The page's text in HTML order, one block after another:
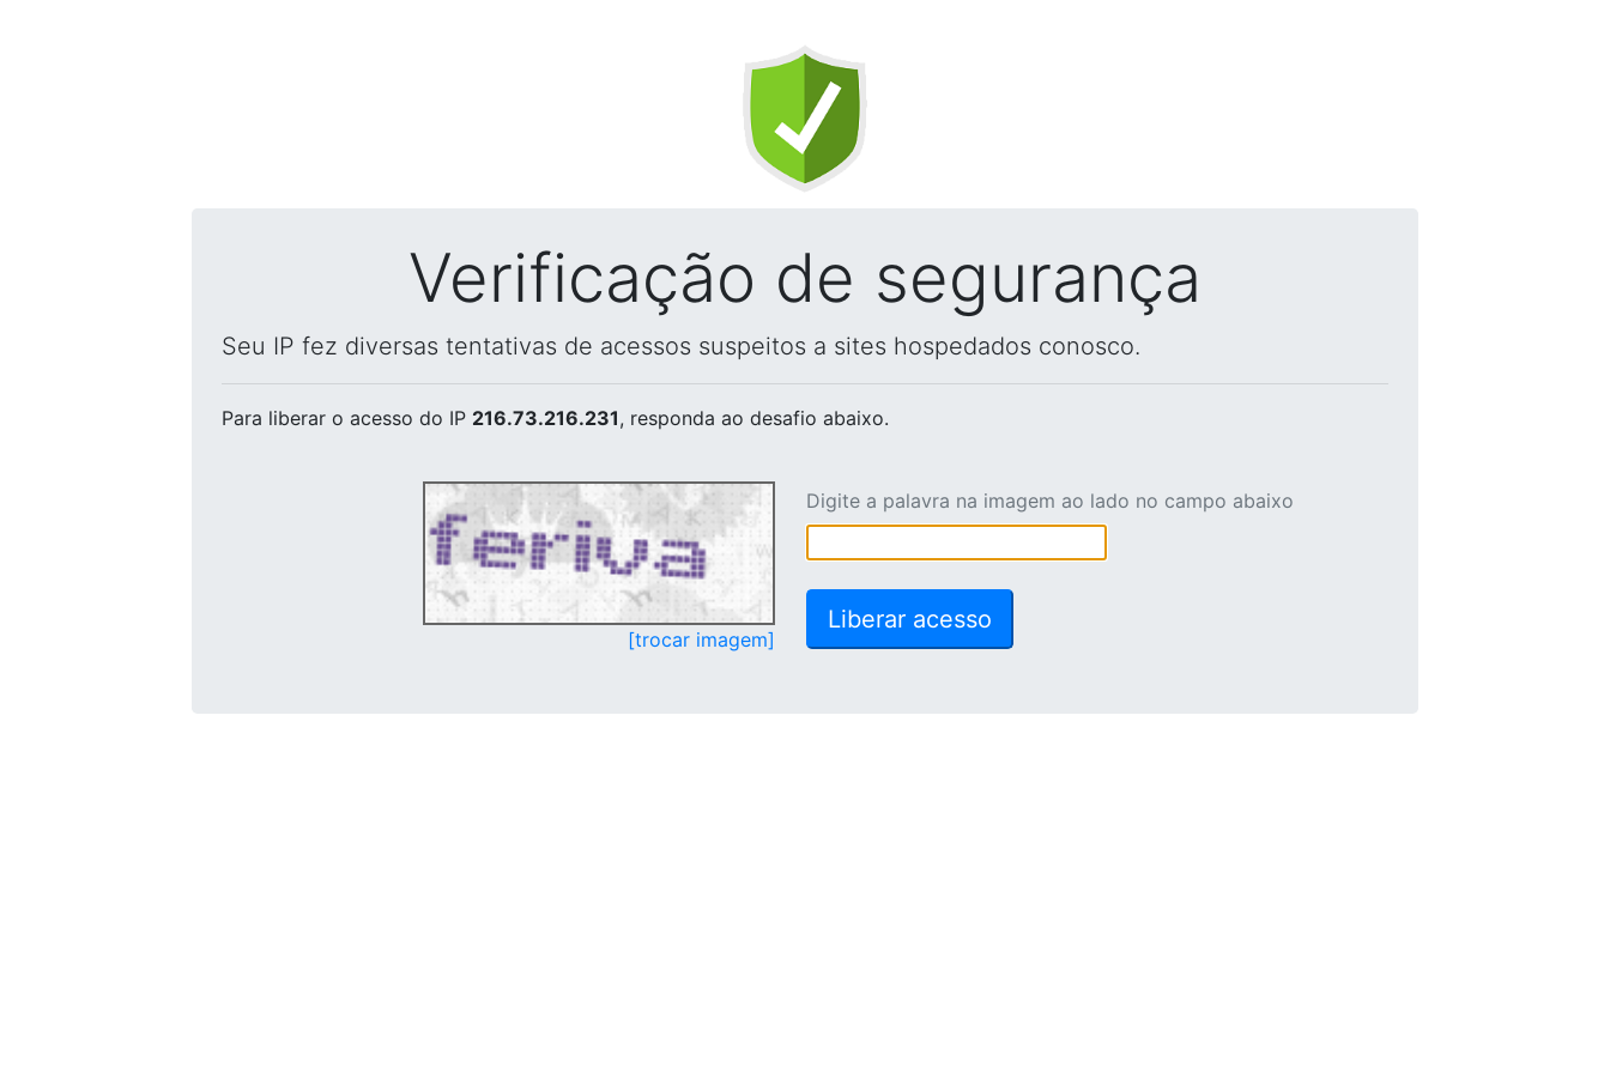
Verificação de segurança
Seu IP fez diversas tentativas de acessos suspeitos a sites hospedados conosco.
Para liberar o acesso do IP 216.73.216.231, responda ao desafio abaixo.
[trocar imagem]
Digite a palavra na imagem ao lado no campo abaixo